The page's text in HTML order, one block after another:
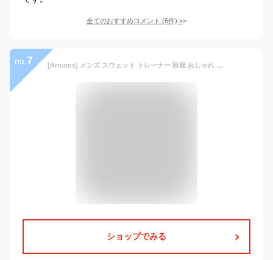
全てのおすすめコメント (6件) >
no. 7 [Artcons] メンズ スウェット トレーナー 秋服 おしゃれ 大きい サイズ 人気 ジャケット スポーツ フード 付き オシャレ カジュアル カーディガン コート ジャージ 春秋服
ショップでみる